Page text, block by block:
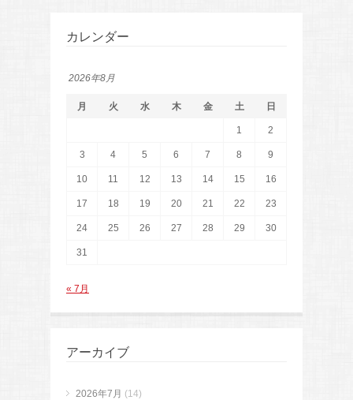
カレンダー
2026年8月
月 火 水 木 金 土 日
1 2
3 4 5 6 7 8 9
10 11 12 13 14 15 16
17 18 19 20 21 22 23
24 25 26 27 28 29 30
31
« 7月
アーカイブ
2026年7月 (14)